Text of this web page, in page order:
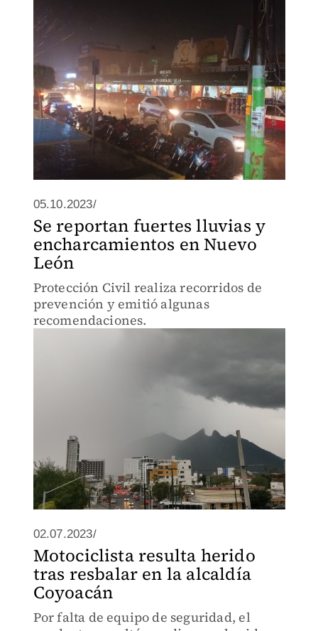
05.10.2023/
Se reportan fuertes lluvias y
encharcamientos en Nuevo
León
Protección Civil realiza recorridos de
prevención y emitió algunas
recomendaciones.
02.07.2023/
Motociclista resulta herido
tras resbalar en la alcaldía
Coyoacán
Por falta de equipo de seguridad, el